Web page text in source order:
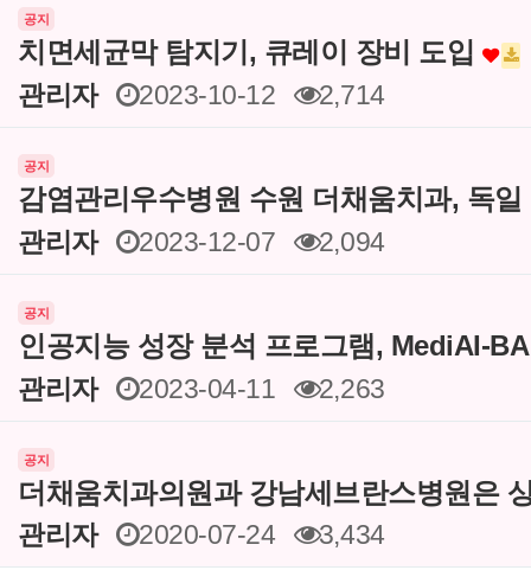
공지
치면세균막 탐지기, 큐레이 장비 도입
관리자
2023-10-12 2,714
공지
감염관리우수병원 수원 더채움치과, 독
관리자
2023-12-07 2,094
공지
인공지능 성장 분석 프로그램, MediAI-
관리자
2023-04-11 2,263
공지
더채움치과의원과 강남세브란스병원은
관리자
2020-07-24 3,434